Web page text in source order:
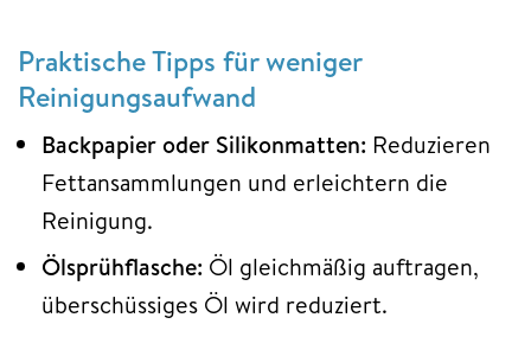
Praktische Tipps für weniger
Reinigungsaufwand
Backpapier oder Silikonmatten: Reduzieren
Fettansammlungen und erleichtern die
Reinigung.
Ölsprühflasche: Öl gleichmäßig auftragen,
überschüssiges Öl wird reduziert.